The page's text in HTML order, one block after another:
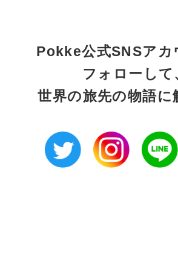
Pokke公式SNSアカ
フォローして
世界の旅先の物語に